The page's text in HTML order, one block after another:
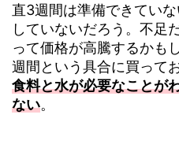
直3週間は準備できてい
していないだろう。不足
って価格が高騰するかも
週間という具合に買って
食料と水が必要なことが
ない。